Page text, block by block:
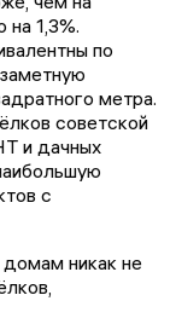
на 1,3%.
по
метра.
советской
и дачных
с
никак не